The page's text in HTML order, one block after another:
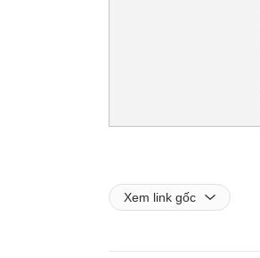
Xem link gốc